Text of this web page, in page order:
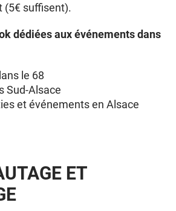
(5€ suffisent).
dédiées aux événements dans
le 68
Sud-Alsace
et événements en Alsace
ET